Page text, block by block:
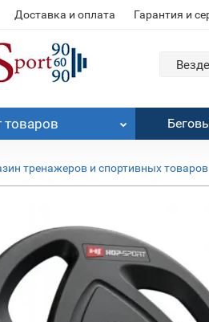
Доставка и оплата Гарантия и
Везде
товаров
тренажеров и спортивных товаров